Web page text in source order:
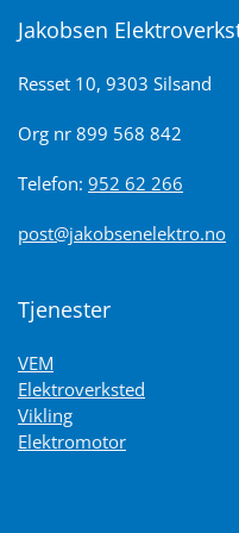
Jakobsen
Resset 10, 9303 Silsand
Org nr 899 568 842
Telefon: 952 62 266
post@jakobsenelektro.no
Tjenester
VEM
Elektroverksted
Vikling
Elektromotor